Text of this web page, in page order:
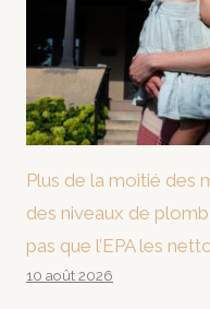
Plus de la moitié des
des niveaux de
pas que l’EPA les
10 août 2026